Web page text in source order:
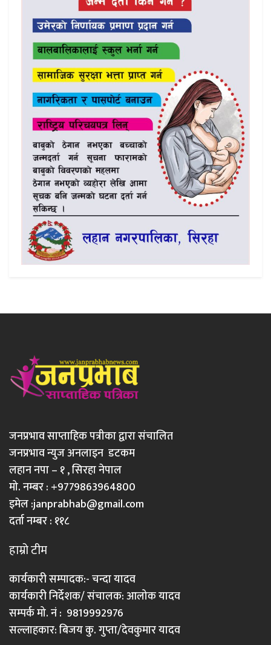
जनप्रभाव साप्ताहिक पत्रीका द्वारा संचालित
जनप्रभाव न्युज अनलाइन डटकम
लहान नपा – १ , सिरहा नेपाल
मो. नम्बर : +9779863964800
इमेल :janprabhab@gmail.com
दर्ता नम्बर : ११८
हाम्रो टीम
कार्यकारी सम्पादक:- चन्दा यादव
कार्यकारी निर्देशक/ संचालक: आलोक यादव
सम्पर्क मो. नं : 9819992976
सल्लाहकार: बिजय कु. गुप्ता/देवकुमार यादव